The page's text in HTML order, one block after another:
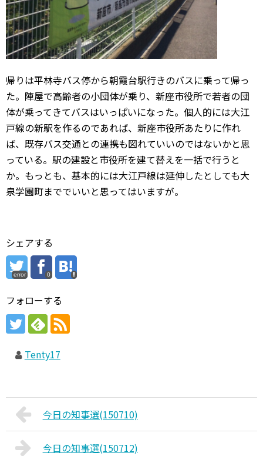
帰りは平林寺バス停から朝霞台駅行きのバスに乗って帰っ
た。陣屋で高齢者の小団体が乗り、新座市役所で若者の団
体が乗ってきてバスはいっぱいになった。個人的には大江
戸線の新駅を作るのであれば、新座市役所あたりに作れ
ば、既存バス交通との連携も図れていいのではないかと思
っている。駅の建設と市役所を建て替えを一括で行うと
か。もっとも、基本的には大江戸線は延伸したとしても大
泉学園町まででいいと思ってはいますが。
シェアする
error 0
フォローする
Tenty17
今日の知事選(150710)
今日の知事選(150712)